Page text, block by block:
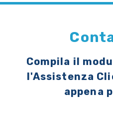
Compila il
l'Assistenza
appena